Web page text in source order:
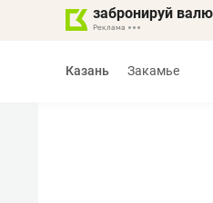
забронируй
Казань Закамье